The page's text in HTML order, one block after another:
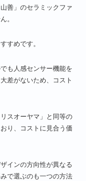
善」のセラミックファ
。
すめです。
も人感センサー機能を
差がないため、コスト
スオーヤマ」と同等の
り、コストに見合う価
インの方向性が異なる
で選ぶのも一つの方法